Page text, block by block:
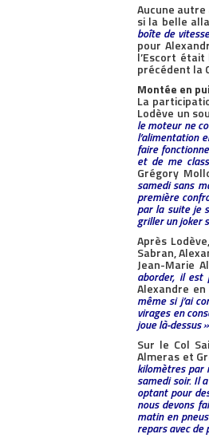
Aucune
si la belle
boîte de
pour
l’Escort
précédent la
Montée en
La
Lodève un
le moteur ne
l’alimentation
faire
et de me
Grégory
samedi sans
première
par la suite je
griller un joker
Après
Sabran,
Jean-Marie
aborder, il est
Alexandre
même si j’ai
virages en
joue là-dessus »
Sur le Col
Almeras et
kilomètres par
samedi soir. Il
optant pour
nous devons
matin en
repars avec de